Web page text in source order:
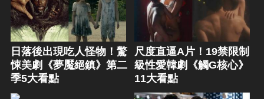
日落後出現吃人怪物！驚
悚美劇《夢魘絕鎮》第二
季5大看點
尺度直逼A片！19禁限制
級性愛韓劇《觸G核心》
11大看點